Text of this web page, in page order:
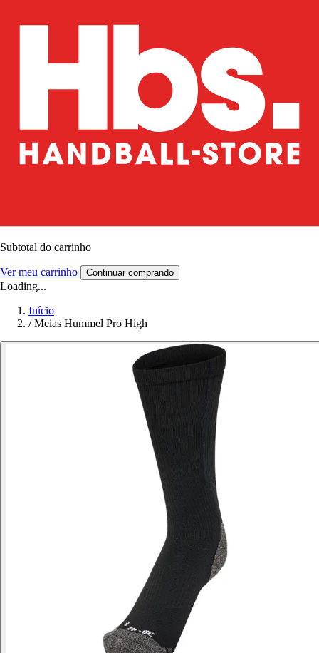
Subtotal do carrinho
Ver meu carrinho Continuar comprando
Loading...
Início
/ Meias Hummel Pro High